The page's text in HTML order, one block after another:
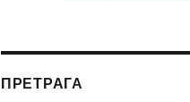
ПРЕТРАГА